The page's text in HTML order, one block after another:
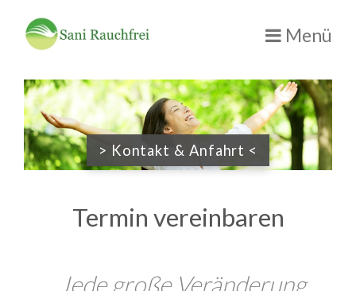
Menü
> Kontakt & Anfahrt <
Termin vereinbaren
„Jede große Veränderung